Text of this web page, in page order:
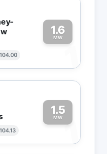
1.6
MW
1
1.5
MW1